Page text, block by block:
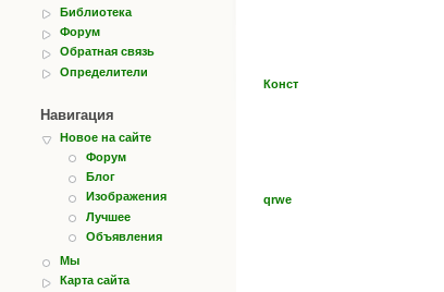
Библиотека
Форум
Обратная связь
Определители
Навигация
Новое на сайте
Форум
Блог
Изображения
Лучшее
Объявления
Мы
Карта сайта
Конст
qrwe